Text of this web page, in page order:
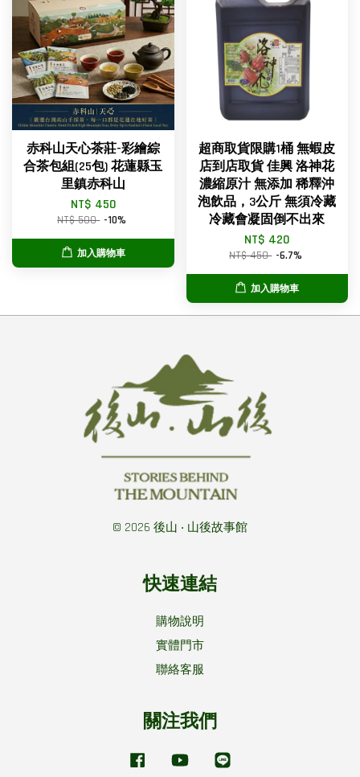
赤科山天心茶莊-彩繪綜
合茶包組(25包) 花蓮縣玉
里鎮赤科山
NT$ 450
NT$ 500 -10%
加入購物車
超商取貨限購1桶 無蝦皮
店到店取貨 佳興 洛神花
濃縮原汁 無添加 稀釋沖
泡飲品，3公斤 無須冷藏
冷藏會凝固倒不出來
NT$ 420
NT$ 450 -6.7%
加入購物車
© 2026 後山 ‧ 山後故事館
快速連結
購物說明
實體門市
聯絡客服
關注我們
Facebook YouTube